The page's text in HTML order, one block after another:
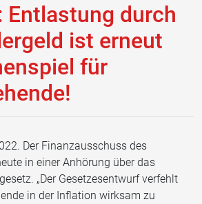
Entlastung durch
ist erneut
für
Der Finanzausschuss des
in einer Anhörung über das
„Der Gesetzesentwurf verfehlt
in der Inflation wirksam zu